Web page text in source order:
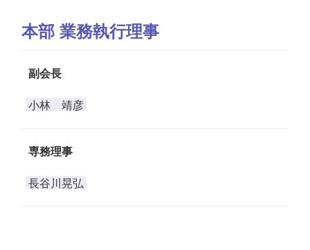
本部 業務執行理事
副会長
小林 靖彦
専務理事
長谷川晃弘